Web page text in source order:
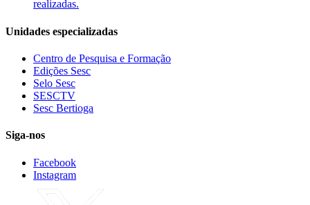
realizadas.
Unidades especializadas
Centro de Pesquisa e Formação
Edições Sesc
Selo Sesc
SESCTV
Sesc Bertioga
Siga-nos
Facebook
Instagram